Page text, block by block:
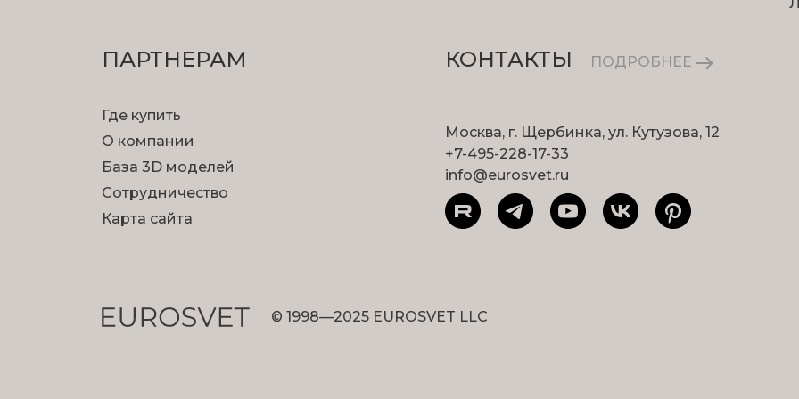
ПАРТНЕРАМ
Где купить
О компании
База 3D моделей
Сотрудничество
Карта сайта
КОНТАКТЫ ПОДРОБНЕЕ
Москва, г. Щербинка, ул. Кутузова, 12
+7-495-228-17-33
info@eurosvet.ru
© 1998—2025 EUROSVET LLC